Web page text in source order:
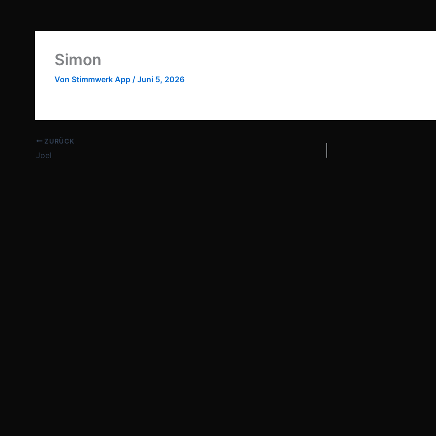
Simon
Von Stimmwerk App / Juni 5, 2026
ZURÜCK
Joel